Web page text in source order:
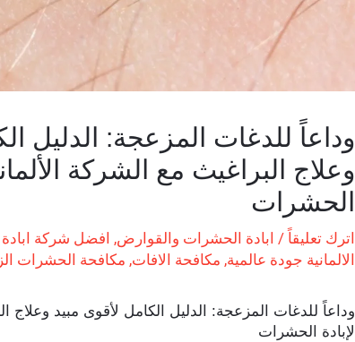
وداعاً للدغات المزعجة: الدليل
وعلاج البراغيث مع الشركة
الحشرات
اترك تعليقاً / ابادة الحشرات والقوارض, افضل شركة
الالمانية جودة عالمية, مكافحة الافات, مكافحة الحشرات
وداعاً للدغات المزعجة: الدليل الكامل لأقوى مبيد وعلاج
لإبادة الحشرات